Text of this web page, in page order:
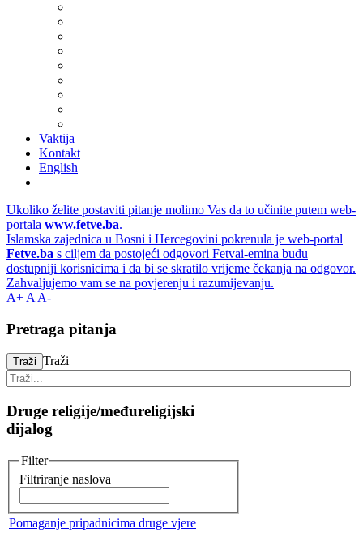
Vaktija
Kontakt
English
Ukoliko želite postaviti pitanje molimo Vas da to učinite putem web-
portala www.fetve.ba.
Islamska zajednica u Bosni i Hercegovini pokrenula je web-portal
Fetve.ba s ciljem da postojeći odgovori Fetvai-emina budu
dostupniji korisnicima i da bi se skratilo vrijeme čekanja na odgovor.
Zahvaljujemo vam se na povjerenju i razumijevanju.
A+ A A-
Pretraga pitanja
Traži Traži
Druge religije/međureligijski
dijalog
Filter
Filtriranje naslova
Pomaganje pripadnicima druge vjere